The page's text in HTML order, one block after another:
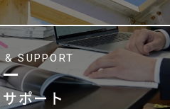
SUPPORT
ポート